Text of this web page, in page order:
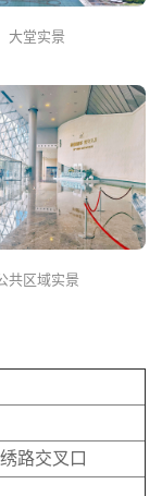
大堂实景
共区域实景
路交叉口